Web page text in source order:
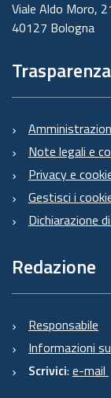
Viale Aldo Moro,
40127 Bologna
Trasparenza
Note legali e
Privacy e
Gestisci i
Dichiarazione
Redazione
Responsabile
Informazioni
Scrivici: e-mail